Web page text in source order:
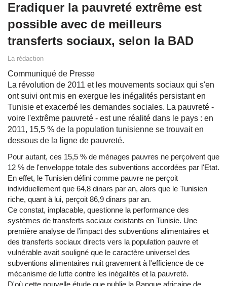
Eradiquer la pauvreté extrême est
possible avec de meilleurs
transferts sociaux, selon la BAD
La rédaction
Communiqué de Presse
La révolution de 2011 et les mouvements sociaux qui s'en
ont suivi ont mis en exergue les inégalités persistant en
Tunisie et exacerbé les demandes sociales. La pauvreté -
voire l'extrême pauvreté - est une réalité dans le pays : en
2011, 15,5 % de la population tunisienne se trouvait en
dessous de la ligne de pauvreté.
Pour autant, ces 15,5 % de ménages pauvres ne perçoivent que
12 % de l'enveloppe totale des subventions accordées par l'Etat.
En effet, le Tunisien défini comme pauvre ne perçoit
individuellement que 64,8 dinars par an, alors que le Tunisien
riche, quant à lui, perçoit 86,9 dinars par an.
Ce constat, implacable, questionne la performance des
systèmes de transferts sociaux existants en Tunisie. Une
première analyse de l'impact des subventions alimentaires et
des transferts sociaux directs vers la population pauvre et
vulnérable avait souligné que le caractère universel des
subventions alimentaires nuit gravement à l'efficience de ce
mécanisme de lutte contre les inégalités et la pauvreté.
D'où cette nouvelle étude que publie la Banque africaine de